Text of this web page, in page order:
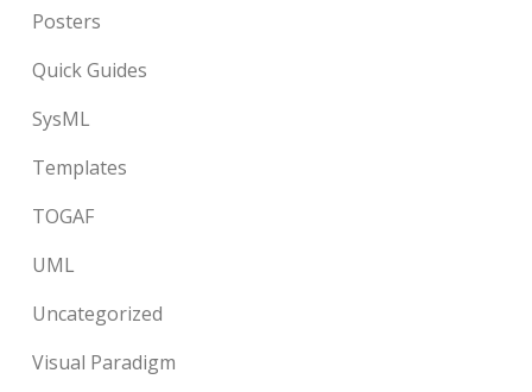
Posters
Quick Guides
SysML
Templates
TOGAF
UML
Uncategorized
Visual Paradigm